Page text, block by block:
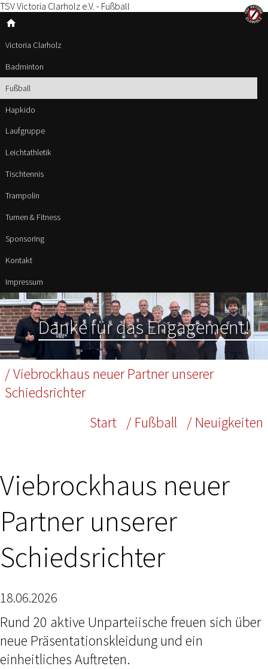
TSV Victoria Clarholz e.V. - Fußball
home
Victoria Clarholz
Badminton
Fußball
Hapkido
Laufgruppe
Leichtathletik
Tischtennis
Trampolin
Turnen & Fitness
Sponsoring
Kontakt
Impressum
Danke für das Engagement!
/ Viebrockhaus neuer Partner unserer
Schiedsrichter
/ Neuigkeiten
/ Fußball
Start
Viebrockhaus neuer
Partner unserer
Schiedsrichter
18.06.2026
Rund 20 aktive Unparteiische freuen sich über
neue Präsentationskleidung und ein
einheitliches Auftreten.